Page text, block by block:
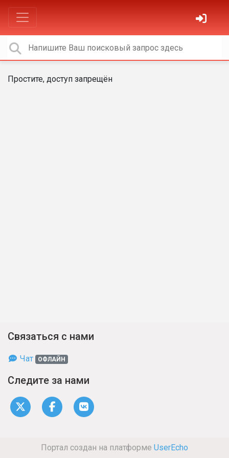
Простите, доступ запрещён
Связаться с нами
Чат ОФЛАЙН
Следите за нами
Портал создан на платформе UserEcho